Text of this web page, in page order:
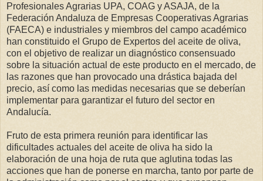
Profesionales Agrarias UPA, COAG y ASAJA, de la
Federación Andaluza de Empresas Cooperativas Agrarias
(FAECA) e industriales y miembros del campo académico
han constituido el Grupo de Expertos del aceite de oliva,
con el objetivo de realizar un diagnóstico consensuado
sobre la situación actual de este producto en el mercado, de
las razones que han provocado una drástica bajada del
precio, así como las medidas necesarias que se deberían
implementar para garantizar el futuro del sector en
Andalucía.
Fruto de esta primera reunión para identificar las
dificultades actuales del aceite de oliva ha sido la
elaboración de una hoja de ruta que aglutina todas las
acciones que han de ponerse en marcha, tanto por parte de